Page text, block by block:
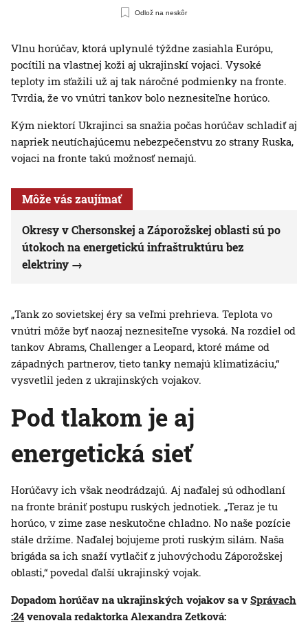
Odlož na neskôr
Vlnu horúčav, ktorá uplynulé týždne zasiahla Európu,
pocítili na vlastnej koži aj ukrajinskí vojaci. Vysoké
teploty im sťažili už aj tak náročné podmienky na fronte.
Tvrdia, že vo vnútri tankov bolo neznesiteľne horúco.
Kým niektorí Ukrajinci sa snažia počas horúčav schladiť aj
napriek neutíchajúcemu nebezpečenstvu zo strany Ruska,
vojaci na fronte takú možnosť nemajú.
Môže vás zaujímať
Okresy v Chersonskej a Záporožskej oblasti sú po
útokoch na energetickú infraštruktúru bez
elektriny
„Tank zo sovietskej éry sa veľmi prehrieva. Teplota vo
vnútri môže byť naozaj neznesiteľne vysoká. Na rozdiel od
tankov Abrams, Challenger a Leopard, ktoré máme od
západných partnerov, tieto tanky nemajú klimatizáciu,“
vysvetlil jeden z ukrajinských vojakov.
Pod tlakom je aj
energetická sieť
Horúčavy ich však neodrádzajú. Aj naďalej sú odhodlaní
na fronte brániť postupu ruských jednotiek. „Teraz je tu
horúco, v zime zase neskutočne chladno. No naše pozície
stále držíme. Naďalej bojujeme proti ruským silám. Naša
brigáda sa ich snaží vytlačiť z juhovýchodu Záporožskej
oblasti,“ povedal ďalší ukrajinský vojak.
Dopadom horúčav na ukrajinských vojakov sa v Správach
:24 venovala redaktorka Alexandra Zetková: